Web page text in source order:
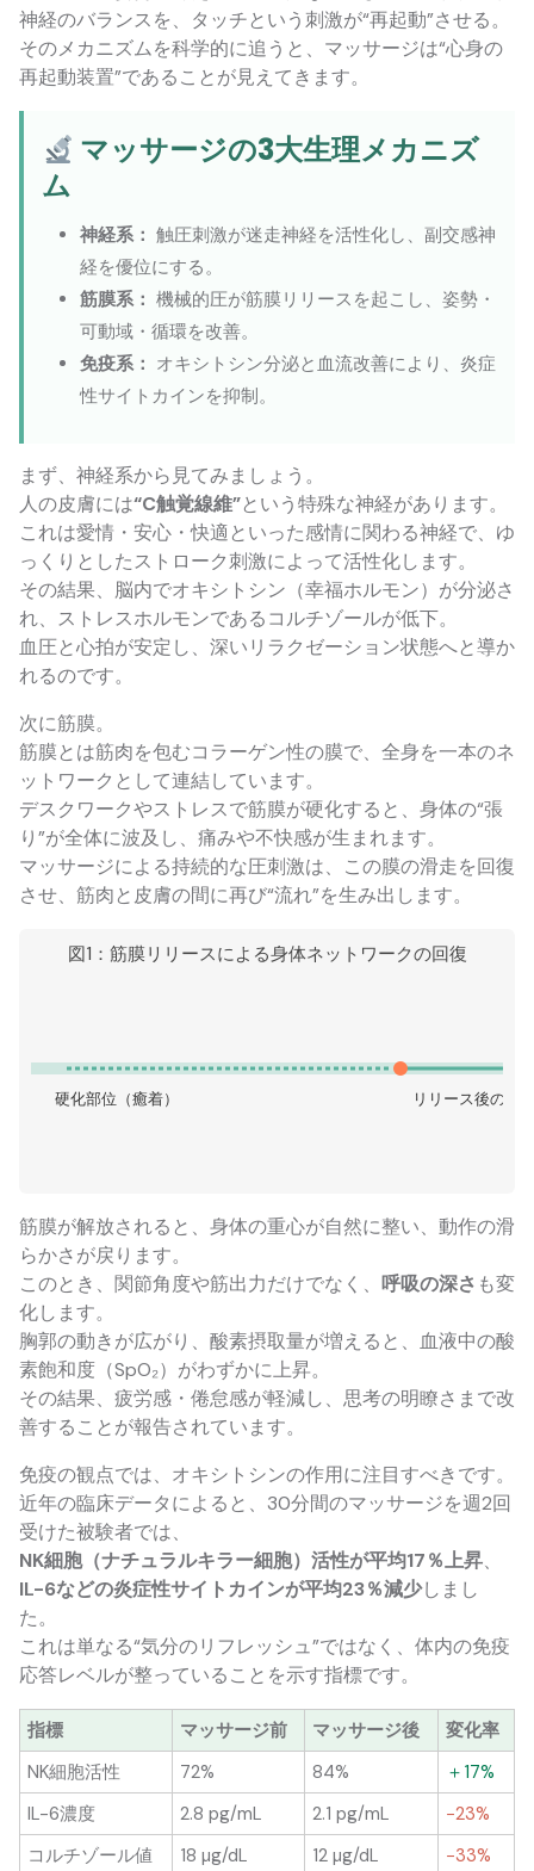
神経のバランスを、タッチという刺激が“再起動”させる。
そのメカニズムを科学的に追うと、マッサージは“心身の
再起動装置”であることが見えてきます。
マッサージの3大生理メカニズ
ム
神経系： 触圧刺激が迷走神経を活性化し、副交感神
経を優位にする。
筋膜系： 機械的圧が筋膜リリースを起こし、姿勢・
可動域・循環を改善。
免疫系： オキシトシン分泌と血流改善により、炎症
性サイトカインを抑制。
まず、神経系から見てみましょう。
人の皮膚には“C触覚線維”という特殊な神経があります。
これは愛情・安心・快適といった感情に関わる神経で、ゆ
っくりとしたストローク刺激によって活性化します。
その結果、脳内でオキシトシン（幸福ホルモン）が分泌さ
れ、ストレスホルモンであるコルチゾールが低下。
血圧と心拍が安定し、深いリラクゼーション状態へと導か
れるのです。
次に筋膜。
筋膜とは筋肉を包むコラーゲン性の膜で、全身を一本のネ
ットワークとして連結しています。
デスクワークやストレスで筋膜が硬化すると、身体の“張
り”が全体に波及し、痛みや不快感が生まれます。
マッサージによる持続的な圧刺激は、この膜の滑走を回復
させ、筋肉と皮膚の間に再び“流れ”を生み出します。
図1：筋膜リリースによる身体ネットワークの回復
硬化部位（癒着） リリース後の流
筋膜が解放されると、身体の重心が自然に整い、動作の滑
らかさが戻ります。
このとき、関節角度や筋出力だけでなく、 呼吸の深さ も変
化します。
胸郭の動きが広がり、酸素摂取量が増えると、血液中の酸
素飽和度（SpO₂）がわずかに上昇。
その結果、疲労感・倦怠感が軽減し、思考の明瞭さまで改
善することが報告されています。
免疫の観点では、オキシトシンの作用に注目すべきです。
近年の臨床データによると、30分間のマッサージを週2回
受けた被験者では、
NK細胞（ナチュラルキラー細胞）活性が平均17％上昇、
IL-6などの炎症性サイトカインが平均23％減少しまし
た。
これは単なる“気分のリフレッシュ”ではなく、体内の免疫
応答レベルが整っていることを示す指標です。
指標 マッサージ前 マッサージ後
変化率
NK細胞活性
72% 84%
＋17%
IL-6濃度
2.8 pg/mL 2.1 pg/mL
−23%
コルチゾール値
18 µg/dL 12 µg/dL −33%